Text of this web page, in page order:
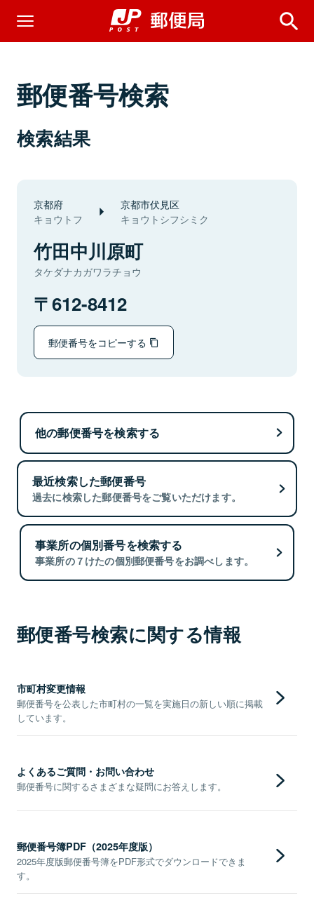
郵便番号検索
検索結果
京都府
キョウトフ
京都市伏見区
キョウトシフシミク
竹田中川原町
タケダナカガワラチョウ
612-8412
郵便番号をコピーする
他の郵便番号を検索する
最近検索した郵便番号
過去に検索した郵便番号をご覧いただけます。
事業所の個別番号を検索する
事業所の７けたの個別郵便番号をお調べします。
郵便番号検索に関する情報
市町村変更情報
郵便番号を公表した市町村の一覧を実施日の新しい順に掲載
しています。
よくあるご質問・お問い合わせ
郵便番号に関するさまざまな疑問にお答えします。
郵便番号簿PDF（2025年度版）
2025年度版郵便番号簿をPDF形式でダウンロードできま
す。